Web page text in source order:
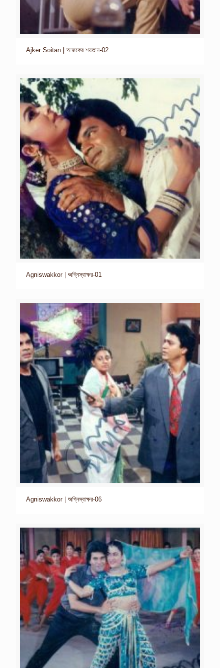
Ajker Soitan | আজকের শয়তান-02
Agniswakkor | অগ্নিস্বাক্ষর-01
Agniswakkor | অগ্নিস্বাক্ষর-06